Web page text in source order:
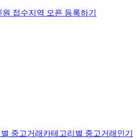
원 접수지역 오픈 등록하기
중고거래 카테고리별 중고거래 인기